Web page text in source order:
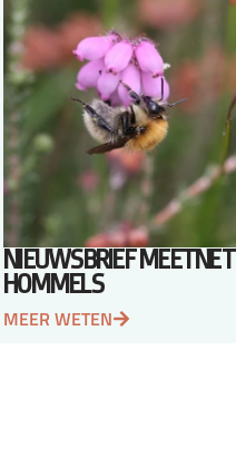
NIEUWSBRIEF MEETNET
HOMMELS
MEER WETEN